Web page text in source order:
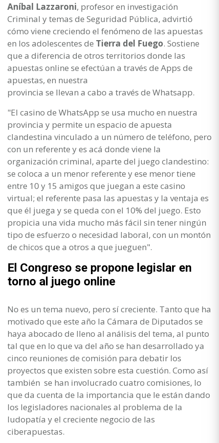
Aníbal Lazzaroni, profesor en investigación
Criminal y temas de Seguridad Pública, advirtió
cómo viene creciendo el fenómeno de las apuestas
en los adolescentes de Tierra del Fuego. Sostiene
que a diferencia de otros territorios donde las
apuestas online se efectúan a través de Apps de
apuestas, en nuestra
provincia se llevan a cabo a través de Whatsapp.
"El casino de WhatsApp se usa mucho en nuestra
provincia y permite un espacio de apuesta
clandestina vinculado a un número de teléfono, pero
con un referente y es acá donde viene la
organización criminal, aparte del juego clandestino:
se coloca a un menor referente y ese menor tiene
entre 10 y 15 amigos que juegan a este casino
virtual; el referente pasa las apuestas y la ventaja es
que él juega y se queda con el 10% del juego. Esto
propicia una vida mucho más fácil sin tener ningún
tipo de esfuerzo o necesidad laboral, con un montón
de chicos que a otros a que jueguen".
El Congreso se propone legislar en
torno al juego online
No es un tema nuevo, pero sí creciente. Tanto que ha
motivado que este año la Cámara de Diputados se
haya abocado de lleno al análisis del tema, al punto
tal que en lo que va del año se han desarrollado ya
cinco reuniones de comisión para debatir los
proyectos que existen sobre esta cuestión. Como así
también se han involucrado cuatro comisiones, lo
que da cuenta de la importancia que le están dando
los legisladores nacionales al problema de la
ludopatía y el creciente negocio de las
ciberapuestas.